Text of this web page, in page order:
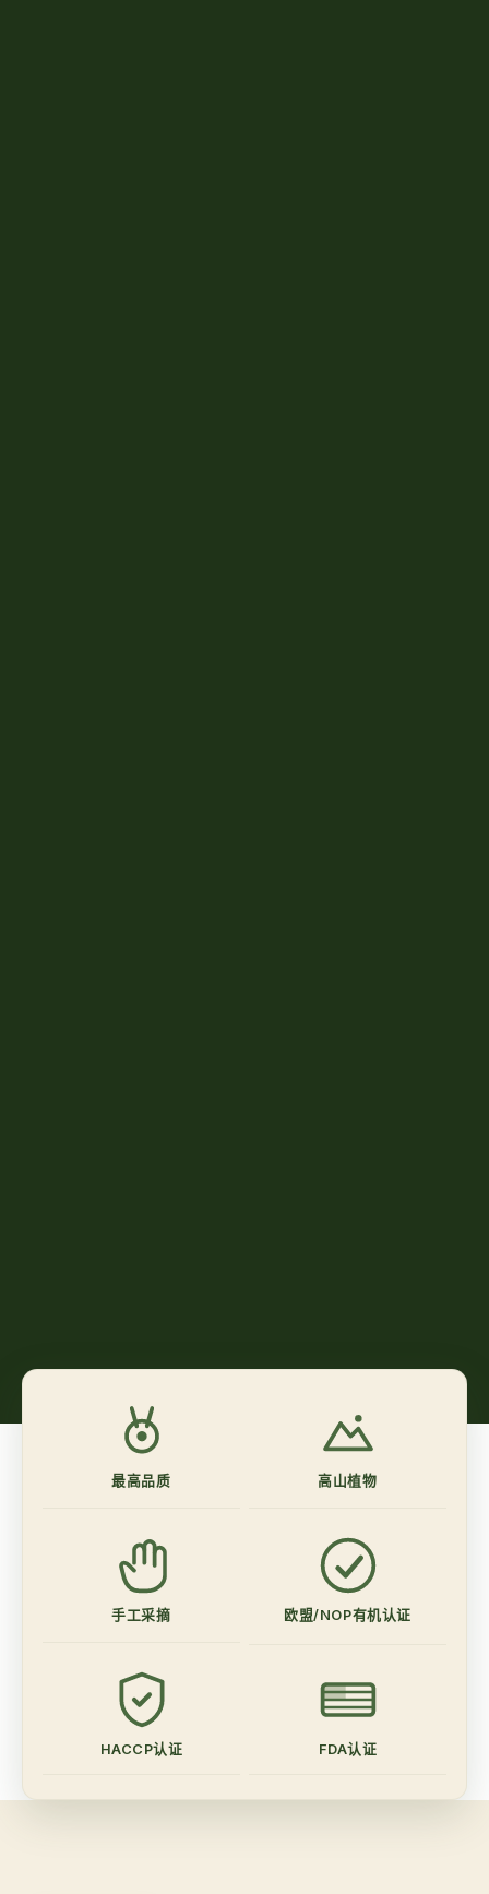
最高品质 高山植物
手工采摘 欧盟/NOP有机认证
HACCP认证 FDA认证